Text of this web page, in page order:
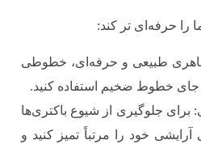
را حرفه‌ای تر کند:
طبیعی و حرفه‌ای، خطوطی
جای خطوط ضخیم استفاده کنید.
برای جلوگیری از شیوع باکتری‌ها
خود را مرتباً تمیز کنید و